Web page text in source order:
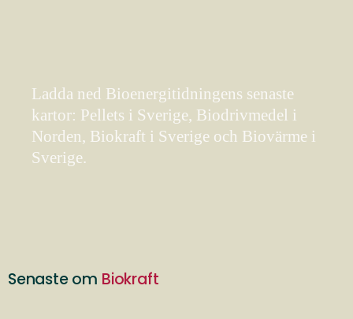
Ladda ned Bioenergitidningens senaste
kartor: Pellets i Sverige, Biodrivmedel i
Norden, Biokraft i Sverige och Biovärme i
Sverige.
Senaste om Biokraft